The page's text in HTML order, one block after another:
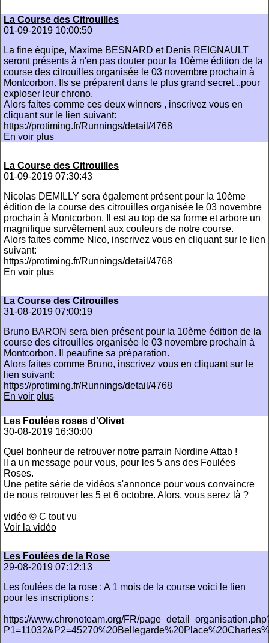
La Course des Citrouilles
01-09-2019 10:00:50
La fine équipe, Maxime BESNARD et Denis REIGNAULT
seront présents à n'en pas douter pour la 10ème édition de la
course des citrouilles organisée le 03 novembre prochain à
Montcorbon. Ils se préparent dans le plus grand secret...pour
exploser leur chrono.
Alors faites comme ces deux winners , inscrivez vous en
cliquant sur le lien suivant:
https://protiming.fr/Runnings/detail/4768
En voir plus
La Course des Citrouilles
01-09-2019 07:30:43
Nicolas DEMILLY sera également présent pour la 10ème
édition de la course des citrouilles organisée le 03 novembre
prochain à Montcorbon. Il est au top de sa forme et arbore un
magnifique survêtement aux couleurs de notre course.
Alors faites comme Nico, inscrivez vous en cliquant sur le lien
suivant:
https://protiming.fr/Runnings/detail/4768
En voir plus
La Course des Citrouilles
31-08-2019 07:00:19
Bruno BARON sera bien présent pour la 10ème édition de la
course des citrouilles organisée le 03 novembre prochain à
Montcorbon. Il peaufine sa préparation.
Alors faites comme Bruno, inscrivez vous en cliquant sur le
lien suivant:
https://protiming.fr/Runnings/detail/4768
En voir plus
Les Foulées roses d'Olivet
30-08-2019 16:30:00
Quel bonheur de retrouver notre parrain Nordine Attab !
Il a un message pour vous, pour les 5 ans des Foulées
Roses.
Une petite série de vidéos s'annonce pour vous convaincre
de nous retrouver les 5 et 6 octobre. Alors, vous serez là ?
vidéo © C tout vu
Voir la vidéo
Les Foulées de la Rose
29-08-2019 07:12:13
Les foulées de la rose : A 1 mois de la course voici le lien
pour les inscriptions :
https://www.chronoteam.org/FR/